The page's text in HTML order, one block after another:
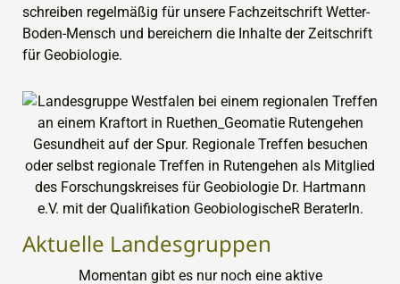
schreiben regelmäßig für unsere Fachzeitschrift Wetter-
Boden-Mensch und bereichern die Inhalte der Zeitschrift
für Geobiologie.
Aktuelle Landesgruppen
Momentan gibt es nur noch eine aktive